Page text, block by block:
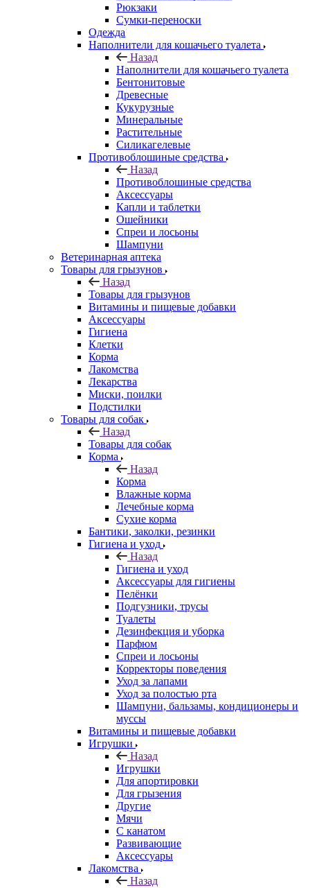
Рюкзаки
Сумки-переноски
Одежда
Наполнители для кошачьего туалета
Назад
Наполнители для кошачьего туалета
Бентонитовые
Древесные
Кукурузные
Минеральные
Растительные
Силикагелевые
Противоблошиные средства
Назад
Противоблошиные средства
Аксессуары
Капли и таблетки
Ошейники
Спреи и лосьоны
Шампуни
Ветеринарная аптека
Товары для грызунов
Назад
Товары для грызунов
Витамины и пищевые добавки
Аксессуары
Гигиена
Клетки
Корма
Лакомства
Лекарства
Миски, поилки
Подстилки
Товары для собак
Назад
Товары для собак
Корма
Назад
Корма
Влажные корма
Лечебные корма
Сухие корма
Бантики, заколки, резинки
Гигиена и уход
Назад
Гигиена и уход
Аксессуары для гигиены
Пелёнки
Подгузники, трусы
Туалеты
Дезинфекция и уборка
Парфюм
Спреи и лосьоны
Корректоры поведения
Уход за лапами
Уход за полостью рта
Шампуни, бальзамы, кондиционеры и
муссы
Витамины и пищевые добавки
Игрушки
Назад
Игрушки
Для апортировки
Для грызения
Другие
Мячи
С канатом
Развивающие
Аксессуары
Лакомства
Назад